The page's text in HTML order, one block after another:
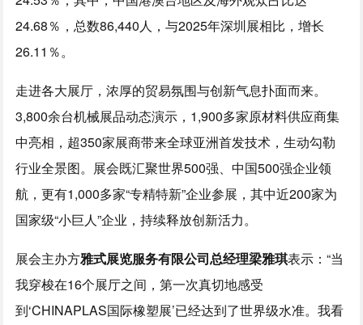
24.68％，总数86,440人，与2025年深圳展相比，增长
26.11％。
走进各大展厅，浓厚的贸易氛围与创新气息扑面而来。
3,800余台机械展品动态演示，1,900多家原材料供应商集
中亮相，超350家展商带来全球亚洲首发技术，生动勾勒
行业全景图。展会既汇聚世界500强、中国500强企业领
航，更有1,000多家“专精特新”企业参展，其中近200家为
国家级“小巨人”企业，持续释放创新活力。
展会主办方雅式展览服务有限公司总经理梁雅琪表示：“当
我穿梭在16个展厅之间，第一次真切地感受
到‘CHINAPLAS国际橡塑展’已经达到了世界级水准。我看